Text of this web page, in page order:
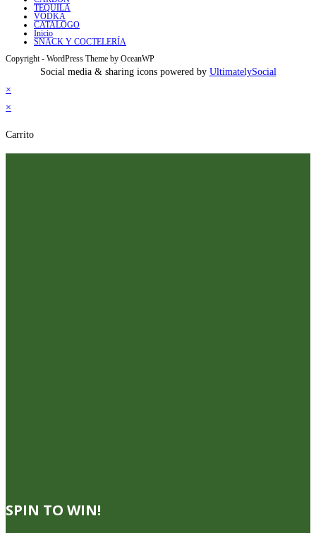
TEQUILA
VODKA
CATALOGO
Inicio
SNACK Y COCTELERÍA
Copyright - WordPress Theme by OceanWP
Social media & sharing icons powered by UltimatelySocial
×
×
Carrito
SPIN TO WIN!